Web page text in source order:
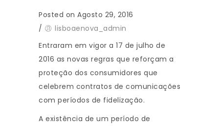
Posted on Agosto 29, 2016
/
lisboaenova_admin
Entraram em vigor a 17 de julho de
2016 as novas regras que reforçam a
proteção dos consumidores que
celebrem contratos de comunicações
com períodos de fidelização.
A existência de um período de